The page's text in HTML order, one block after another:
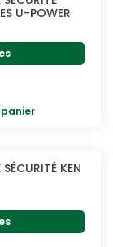
U-POWER
KEN